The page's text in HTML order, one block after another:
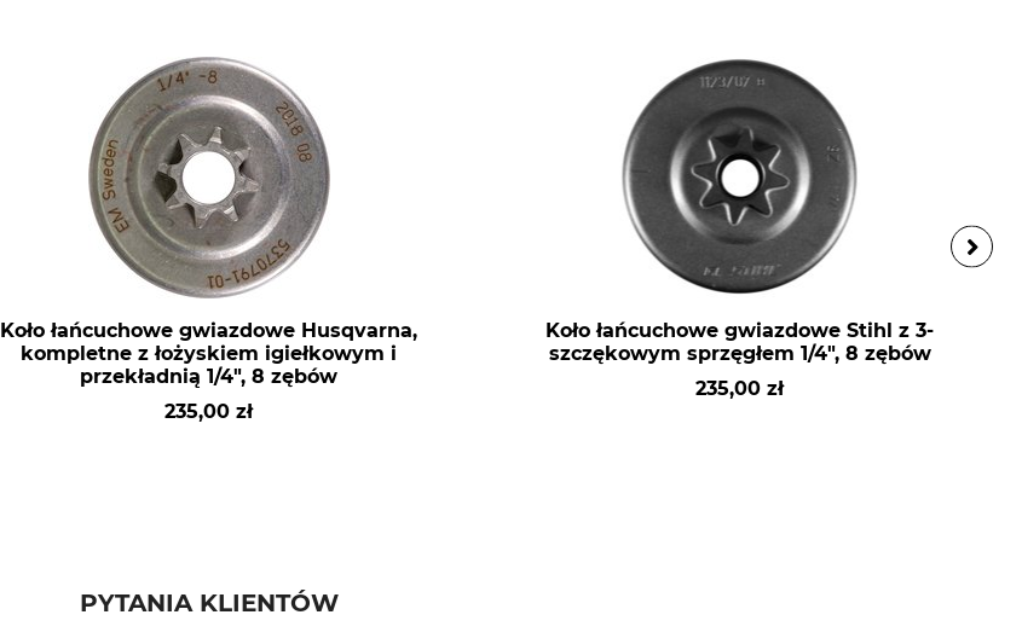
Koło łańcuchowe gwiazdowe Husqvarna,
kompletne z łożyskiem igiełkowym i
przekładnią 1/4", 8 zębów
235,00 zł
Koło łańcuchowe gwiazdowe Stihl z 3-
szczękowym sprzęgłem 1/4", 8 zębów
235,00 zł
PYTANIA KLIENTÓW